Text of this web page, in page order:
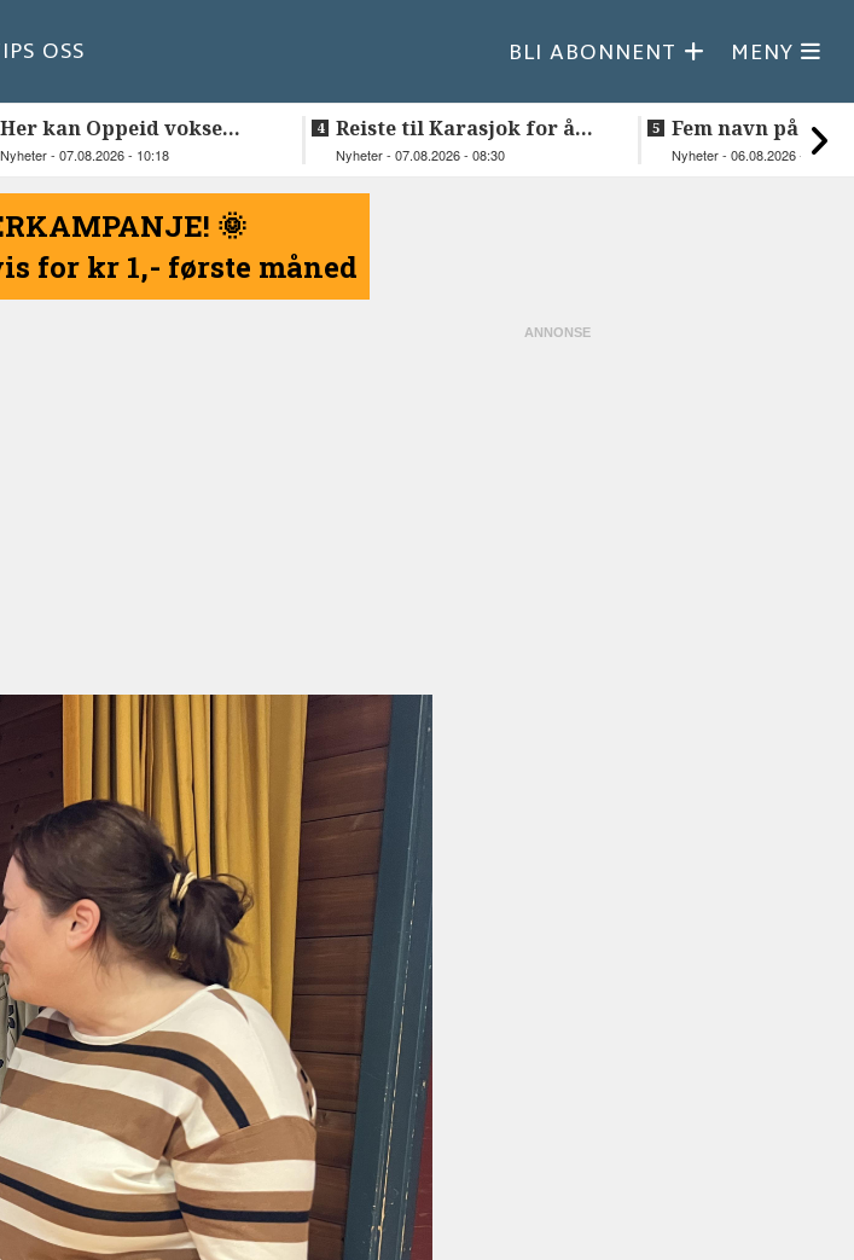
OSS BLI ABONNENT MENY
Her kan Oppeid vokse
videre
Nyheter - 07.08.2026 - 10:18
Reiste til Karasjok for å
vie Ellen og Johan Anders
Nyheter - 07.08.2026 - 08:30
Fem navn på
til toppjobben i
Nyheter - 06.08.2026 - 15:03
🌞
for kr 1,- første måned